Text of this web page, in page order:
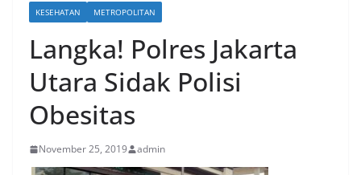
KESEHATAN METROPOLITAN
Langka! Polres Jakarta
Utara Sidak Polisi
Obesitas
November 25, 2019 admin